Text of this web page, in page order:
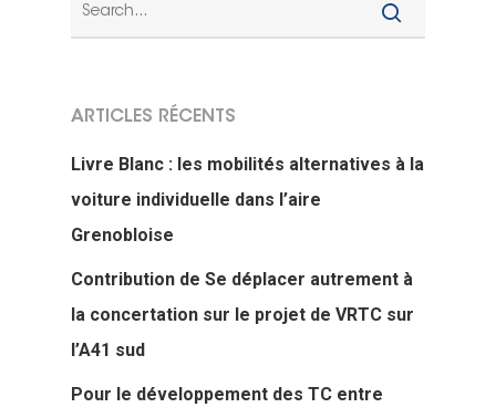
ARTICLES RÉCENTS
Livre Blanc : les mobilités alternatives à la
voiture individuelle dans l’aire
Grenobloise
Contribution de Se déplacer autrement à
la concertation sur le projet de VRTC sur
l’A41 sud
Pour le développement des TC entre